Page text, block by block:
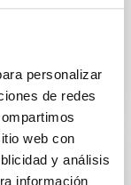
personalizar
de redes
web con
y análisis
información